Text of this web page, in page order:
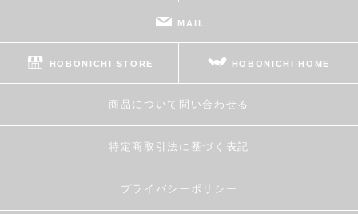
MAIL
HOBONICHI STORE HOBONICHI HOME
商品について問い合わせる
特定商取引法に基づく表記
プライバシーポリシー